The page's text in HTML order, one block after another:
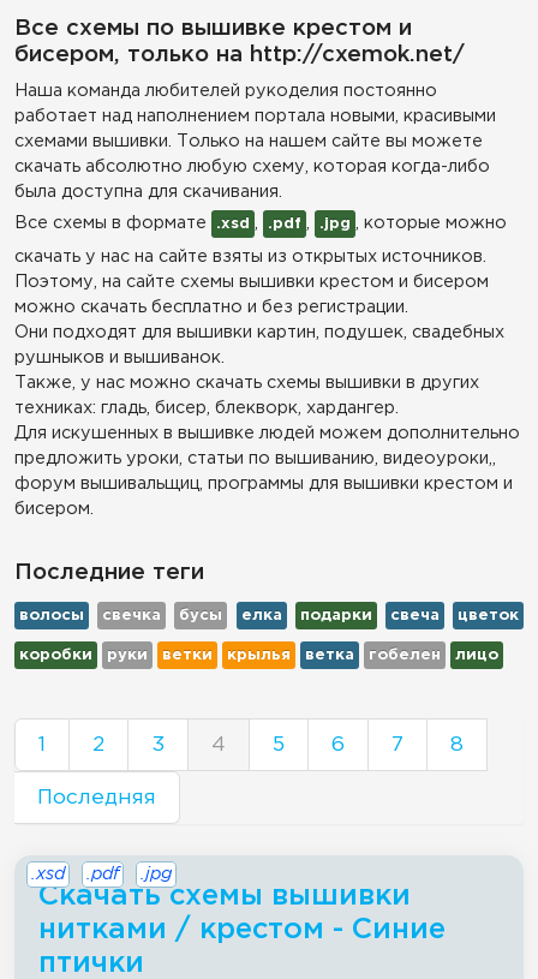
Все схемы по вышивке крестом и
бисером, только на http://cxemok.net/
Наша команда любителей рукоделия постоянно
работает над наполнением портала новыми, красивыми
схемами вышивки. Только на нашем сайте вы можете
скачать абсолютно любую схему, которая когда-либо
была доступна для скачивания.
Все схемы в формате
.xsd .pdf .jpg , которые можно
скачать у нас на сайте взяты из открытых источников.
Поэтому, на сайте схемы вышивки крестом и бисером
можно скачать бесплатно и без регистрации.
Они подходят для вышивки картин, подушек, свадебных
рушныков и вышиванок.
Также, у нас можно скачать схемы вышивки в других
техниках: гладь, бисер, блекворк, хардангер.
Для искушенных в вышивке людей можем дополнительно
предложить уроки, статьи по вышиванию, видеоуроки,,
форум вышивальщиц, программы для вышивки крестом и
бисером.
Последние теги
волосы свечка бусы елка подарки свеча цветок
коробки руки ветки крылья ветка гобелен лицо
1 2 3 4 5 6 7 8
Последняя
Скачать схемы вышивки
нитками / крестом - Синие
птички
.xsd .pdf .jpg